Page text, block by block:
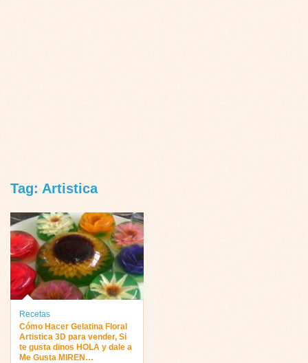
Tag: Artistica
Recetas
Cómo Hacer Gelatina Floral
Artistica 3D para vender, Si
te gusta dinos HOLA y dale a
Me Gusta MIREN…